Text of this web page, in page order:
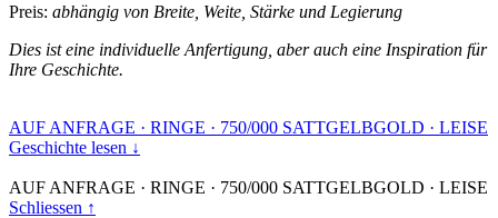
Preis: abhängig von Breite, Weite, Stärke und Legierung
Dies ist eine individuelle Anfertigung, aber auch eine Inspiration für
Ihre Geschichte.
AUF ANFRAGE · RINGE · 750/000 SATTGELBGOLD · LEISE
Geschichte lesen ↓
AUF ANFRAGE · RINGE · 750/000 SATTGELBGOLD · LEISE
Schliessen ↑